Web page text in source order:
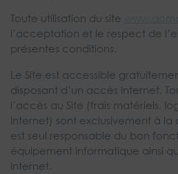
Toute utilisation du site
l’acceptation et le respect de
présentes conditions.
Le Site est accessible
disposant d’un accès Internet.
l’accès au Site (frais matériels,
Internet) sont exclusivement à la
est seul responsable du bon
équipement informatique ainsi
Internet.